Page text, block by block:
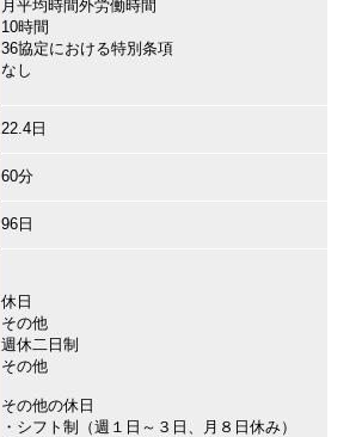
月平均時間外労働時間
10時間
36協定における特別条項
なし
22.4日
60分
96日
休日
その他
週休二日制
その他
その他の休日
・シフト制（週１日～３日、月８日休み）